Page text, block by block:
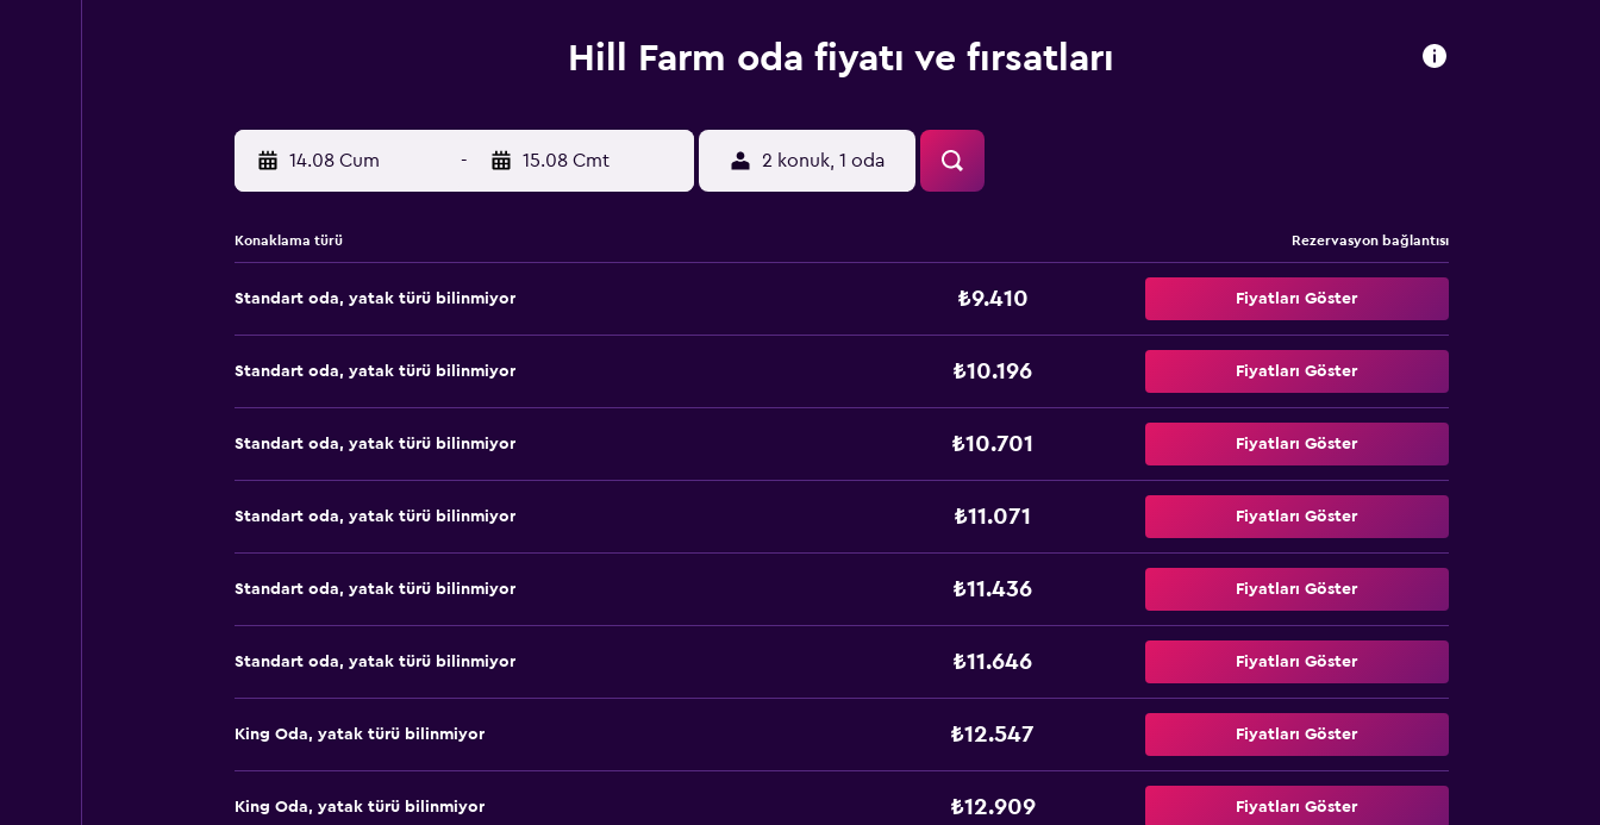
Hill Farm oda fiyatı ve fırsatları
14.08 Cum - 15.08 Cmt 2 konuk, 1 oda
Konaklama türü Rezervasyon bağlantısı
Standart oda, yatak türü bilinmiyor ₺9.410 Fiyatları Göster
Standart oda, yatak türü bilinmiyor ₺10.196 Fiyatları Göster
Standart oda, yatak türü bilinmiyor ₺10.701 Fiyatları Göster
Standart oda, yatak türü bilinmiyor ₺11.071 Fiyatları Göster
Standart oda, yatak türü bilinmiyor ₺11.436 Fiyatları Göster
Standart oda, yatak türü bilinmiyor ₺11.646 Fiyatları Göster
King Oda, yatak türü bilinmiyor ₺12.547 Fiyatları Göster
King Oda, yatak türü bilinmiyor ₺12.909 Fiyatları Göster